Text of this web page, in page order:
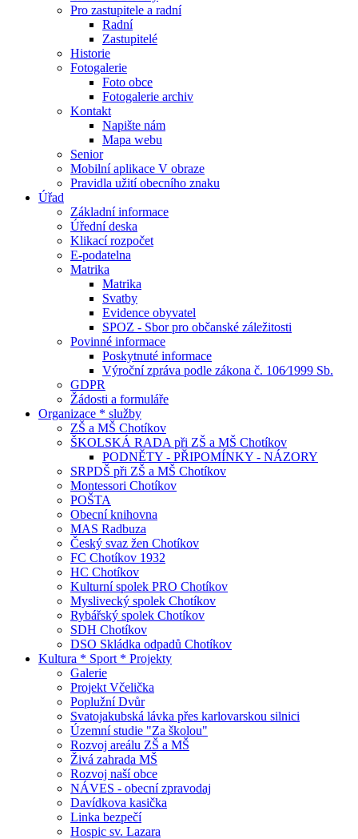
Pro zastupitele a radní
Radní
Zastupitelé
Historie
Fotogalerie
Foto obce
Fotogalerie archiv
Kontakt
Napište nám
Mapa webu
Senior
Mobilní aplikace V obraze
Pravidla užití obecního znaku
Úřad
Základní informace
Úřední deska
Klikací rozpočet
E-podatelna
Matrika
Matrika
Svatby
Evidence obyvatel
SPOZ - Sbor pro občanské záležitosti
Povinné informace
Poskytnuté informace
Výroční zpráva podle zákona č. 106⁄1999 Sb.
GDPR
Žádosti a formuláře
Organizace * služby
ZŠ a MŠ Chotíkov
ŠKOLSKÁ RADA při ZŠ a MŠ Chotíkov
PODNĚTY - PŘIPOMÍNKY - NÁZORY
SRPDŠ při ZŠ a MŠ Chotíkov
Montessori Chotíkov
POŠTA
Obecní knihovna
MAS Radbuza
Český svaz žen Chotíkov
FC Chotíkov 1932
HC Chotíkov
Kulturní spolek PRO Chotíkov
Myslivecký spolek Chotíkov
Rybářský spolek Chotíkov
SDH Chotíkov
DSO Skládka odpadů Chotíkov
Kultura * Sport * Projekty
Galerie
Projekt Včelička
Poplužní Dvůr
Svatojakubská lávka přes karlovarskou silnici
Územní studie "Za školou"
Rozvoj areálu ZŠ a MŠ
Živá zahrada MŠ
Rozvoj naší obce
NÁVES - obecní zpravodaj
Davídkova kasička
Linka bezpečí
Hospic sv. Lazara